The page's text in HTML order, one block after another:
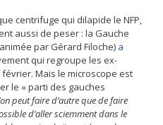
centrifuge qui dilapide le NFP,
aussi de peser : la Gauche
par Gérard Filoche) a
qui regroupe les ex-
février. Mais le microscope est
le « parti des gauches
peut faire d’autre que de faire
d’aller sciemment dans le